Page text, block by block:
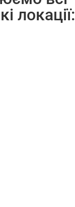
локації: